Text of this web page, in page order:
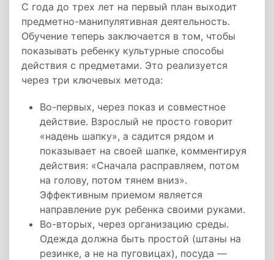
С года до трех лет на первый план выходит
предметно-манипулятивная деятельность.
Обучение теперь заключается в том, чтобы
показывать ребенку культурные способы
действия с предметами. Это реализуется
через три ключевых метода:
Во-первых, через показ и совместное
действие. Взрослый не просто говорит
«надень шапку», а садится рядом и
показывает на своей шапке, комментируя
действия: «Сначала расправляем, потом
на голову, потом тянем вниз».
Эффективным приемом является
направление рук ребенка своими руками.
Во-вторых, через организацию среды.
Одежда должна быть простой (штаны на
резинке, а не на пуговицах), посуда —